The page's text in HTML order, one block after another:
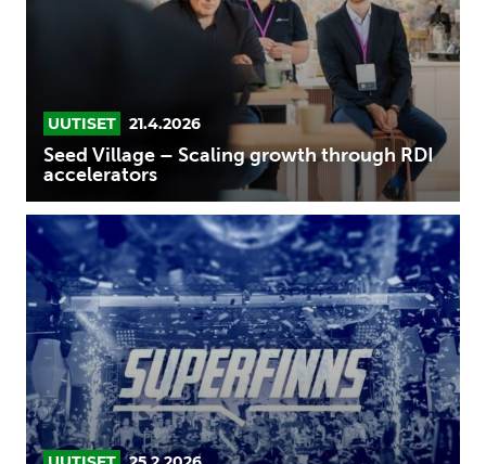
UUTISET 21.4.2026
Seed Village – Scaling growth through RDI
accelerators
Putting
Finland
on
the
Map:
Meet
the
SUPERFINNS
2026